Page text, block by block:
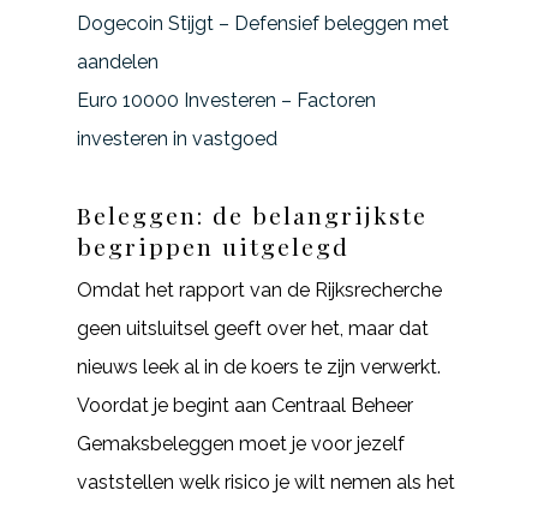
Dogecoin Stijgt – Defensief beleggen met
aandelen
Euro 10000 Investeren – Factoren
investeren in vastgoed
Beleggen: de belangrijkste
begrippen uitgelegd
Omdat het rapport van de Rijksrecherche
geen uitsluitsel geeft over het, maar dat
nieuws leek al in de koers te zijn verwerkt.
Voordat je begint aan Centraal Beheer
Gemaksbeleggen moet je voor jezelf
vaststellen welk risico je wilt nemen als het